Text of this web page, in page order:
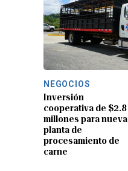
NEGOCIOS
Inversión
cooperativa de $2.8
millones para nueva
planta de
procesamiento de
carne